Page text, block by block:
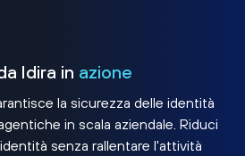
Idira in azione
la sicurezza delle identità
in scala aziendale. Riduci
senza rallentare l'attività